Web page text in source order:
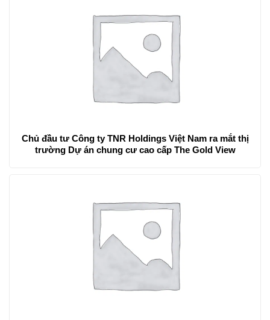
Chủ đầu tư Công ty TNR Holdings Việt Nam ra mắt thị
trường Dự án chung cư cao cấp The Gold View